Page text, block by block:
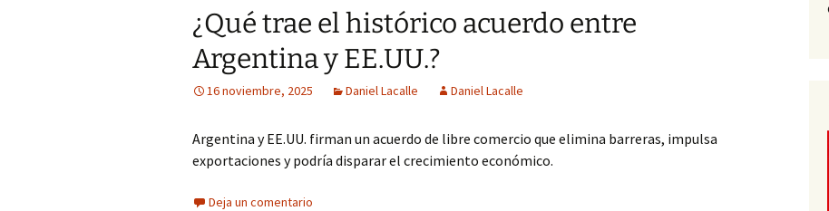
¿Qué trae el histórico acuerdo entre
Argentina y EE.UU.?
16 noviembre, 2025 Daniel Lacalle Daniel Lacalle
Argentina y EE.UU. firman un acuerdo de libre comercio que elimina barreras, impulsa
exportaciones y podría disparar el crecimiento económico.
Deja un comentario